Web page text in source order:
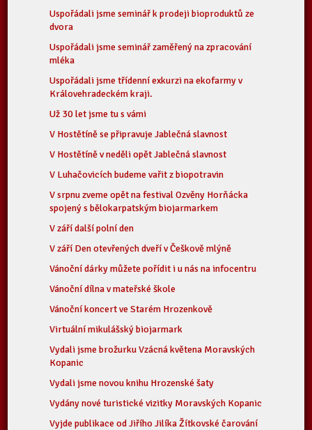
Uspořádali jsme seminář k prodeji bioproduktů ze
dvora
Uspořádali jsme seminář zaměřený na zpracování
mléka
Uspořádali jsme třídenní exkurzi na ekofarmy v
Královehradeckém kraji.
Už 30 let jsme tu s vámi
V Hostětíně se připravuje Jablečná slavnost
V Hostětíně v neděli opět Jablečná slavnost
V Luhačovicích budeme vařit z biopotravin
V srpnu zveme opět na festival Ozvěny Horňácka
spojený s bělokarpatským biojarmarkem
V září další polní den
V září Den otevřených dveří v Češkově mlýně
Vánoční dárky můžete pořídit i u nás na infocentru
Vánoční dílna v mateřské škole
Vánoční koncert ve Starém Hrozenkově
Virtuální mikulášský biojarmark
Vydali jsme brožurku Vzácná květena Moravských
Kopanic
Vydali jsme novou knihu Hrozenské šaty
Vydány nové turistické vizitky Moravských Kopanic
Vyjde publikace od Jiřího Jilíka Žítkovské čarování